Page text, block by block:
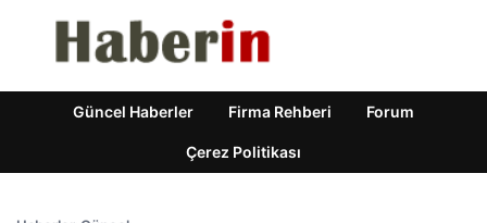
Güncel Haberler Firma Rehberi Forum
Çerez Politikası